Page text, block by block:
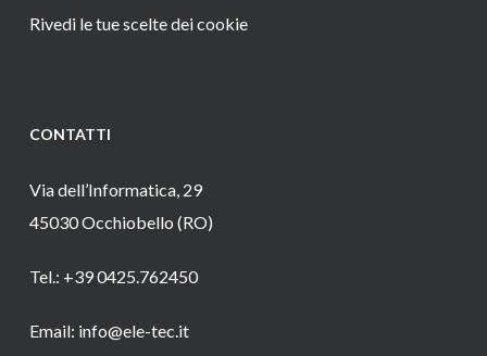
Rivedi le tue scelte dei cookie
CONTATTI
Via dell’Informatica, 29
45030 Occhiobello (RO)
Tel.: +39 0425.762450
Email: info@ele-tec.it